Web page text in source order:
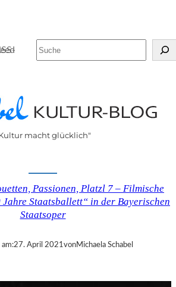
Feed
macht glücklich"
Passionen, Platzl 7 – Filmische
Staatsballett“ in der Bayerischen
Staatsoper
27. April 2021vonMichaela Schabel